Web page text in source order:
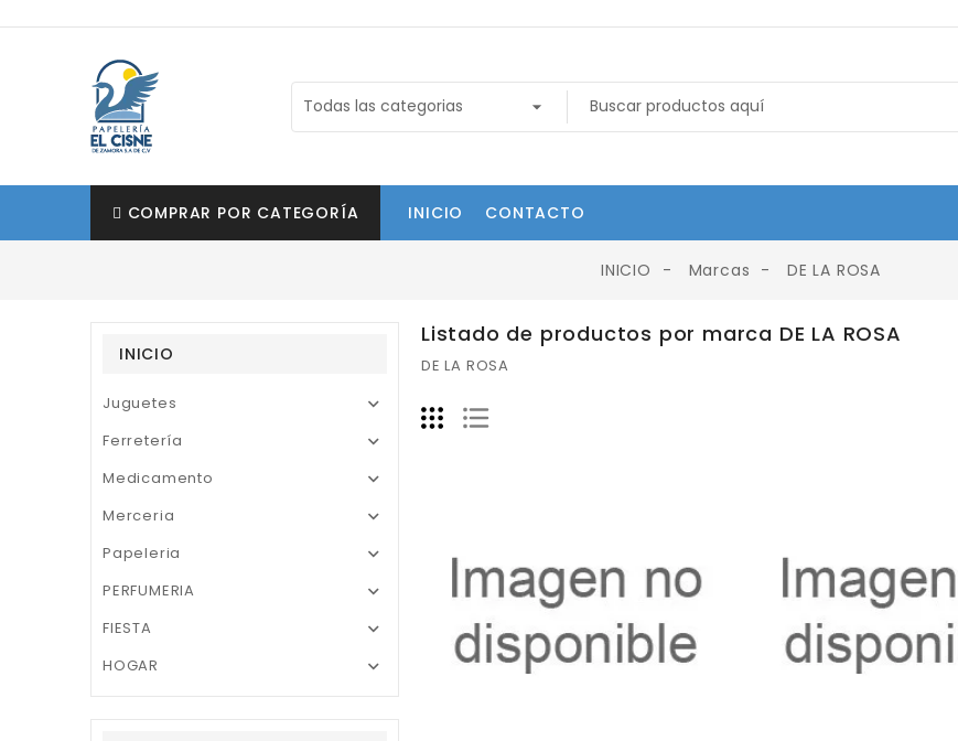
COMPRAR POR CATEGORÍA INICIO CONTACTO
INICIO Marcas DE LA ROSA
INICIO
Juguetes 
Ferretería 
Medicamento 
Merceria 
Papeleria 
PERFUMERIA 
FIESTA 
HOGAR 
Listado de productos por marca DE LA ROSA
DE LA ROSA